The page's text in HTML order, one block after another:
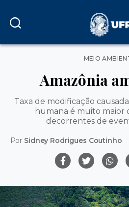
MEIO
Amazônia
Taxa de modificação
humana é muito maior
decorrentes de
Por Sidney Rodrigues Coutinho